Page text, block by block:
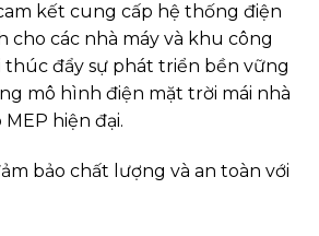
kết cung cấp hệ thống điện
cho các nhà máy và khu công
đẩy sự phát triển bền vững
mô hình điện mặt trời mái nhà
MEP hiện đại.
bảo chất lượng và an toàn với